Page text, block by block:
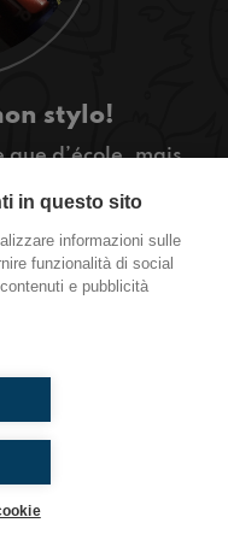
stylo!
que d’école, mais
qu’on a toujours
in questo sito
informazioni sulle
funzionalità di social
e pubblicità